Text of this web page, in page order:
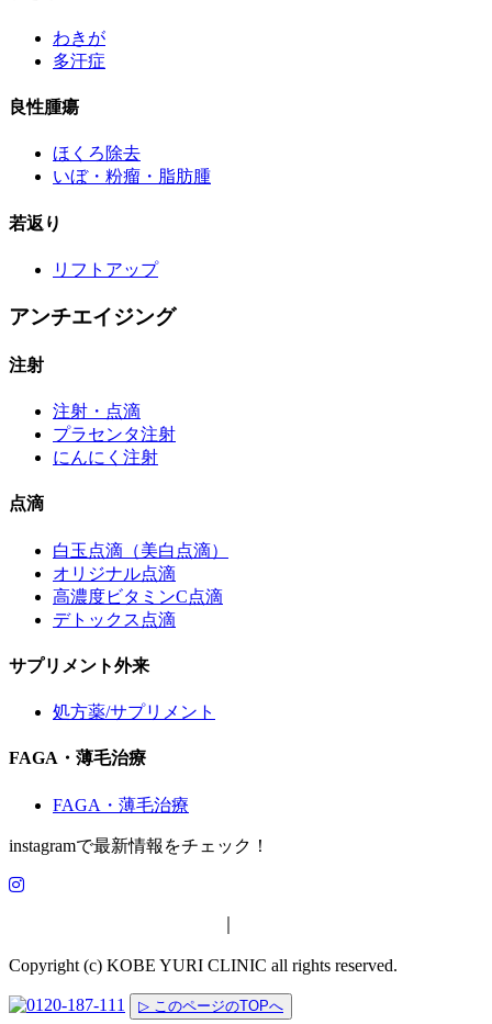
わきが
多汗症
良性腫瘍
ほくろ除去
いぼ・粉瘤・脂肪腫
若返り
リフトアップ
アンチエイジング
注射
注射・点滴
プラセンタ注射
にんにく注射
点滴
白玉点滴（美白点滴）
オリジナル点滴
高濃度ビタミンC点滴
デトックス点滴
サプリメント外来
処方薬/サプリメント
FAGA・薄毛治療
FAGA・薄毛治療
instagramで最新情報をチェック！
Copyright (c) KOBE YURI CLINIC all rights reserved.
▷ このページのTOPへ